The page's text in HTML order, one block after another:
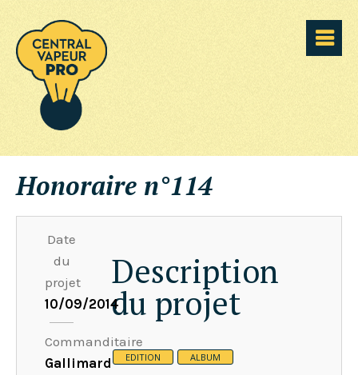
Honoraire n°114
Date
du
projet
10/09/2014
Commanditaire
Gallimard
Description
du projet
EDITION ALBUM